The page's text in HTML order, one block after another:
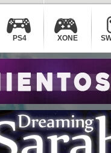
PS4 XONE